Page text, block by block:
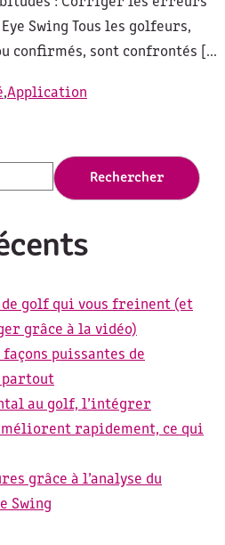
Swing Tous les golfeurs,
confirmés, sont confrontés [...
,Application
Rechercher
golf qui vous freinent (et
grâce à la vidéo)
puissantes de
partout
au golf, l’intégrer
rapidement, ce qui
grâce à l’analyse du
Swing